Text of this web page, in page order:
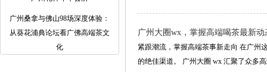
广州桑拿与佛山98场深度体验：
从葵花浦典论坛看广佛高端茶文
化
广州大圈wx，掌握高端喝茶最新动
紧跟潮流，掌握高端茶事新走向 在广州
的绝佳渠道。 广州大圈 wx 汇聚了众多